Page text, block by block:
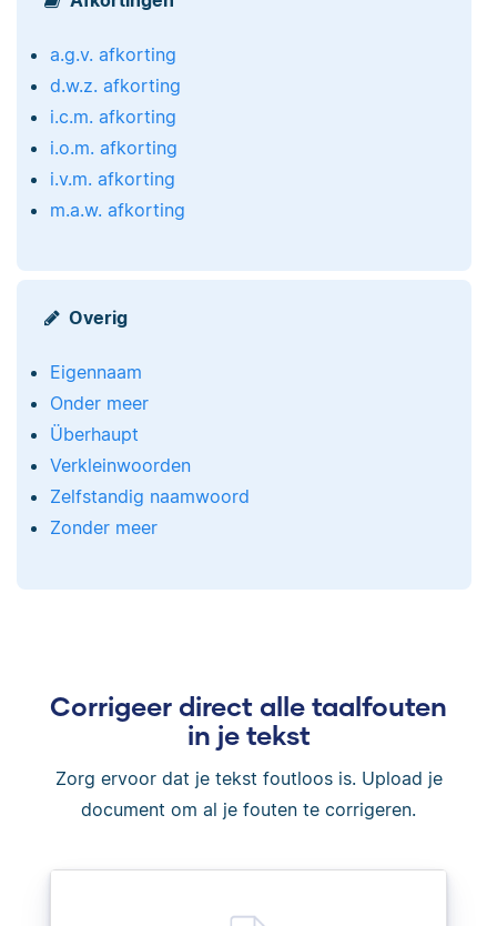
a.g.v. afkorting
d.w.z. afkorting
i.c.m. afkorting
i.o.m. afkorting
i.v.m. afkorting
m.a.w. afkorting
Overig
Eigennaam
Onder meer
Überhaupt
Verkleinwoorden
Zelfstandig naamwoord
Zonder meer
Corrigeer direct alle taalfouten
in je tekst
Zorg ervoor dat je tekst foutloos is. Upload je
document om al je fouten te corrigeren.